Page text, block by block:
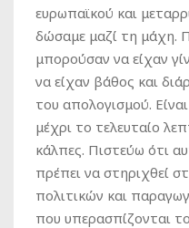
ευρωπαϊκού και
δώσαμε μαζί τη μάχη.
μπορούσαν να είχαν
να είχαν βάθος και
του απολογισμού.
μέχρι το τελευταίο
κάλπες. Πιστεύω ότι
πρέπει να στηριχθεί
πολιτικών και
που υπερασπίζονται